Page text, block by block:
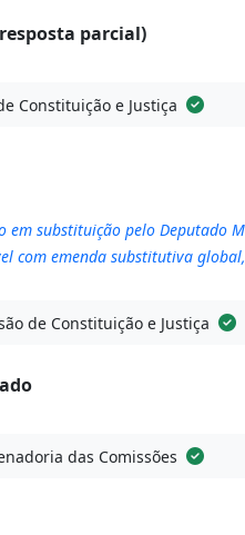
parcial)
Constituição e Justiça
substituição pelo Deputado
com emenda substitutiva
de Constituição e Justiça
das Comissões